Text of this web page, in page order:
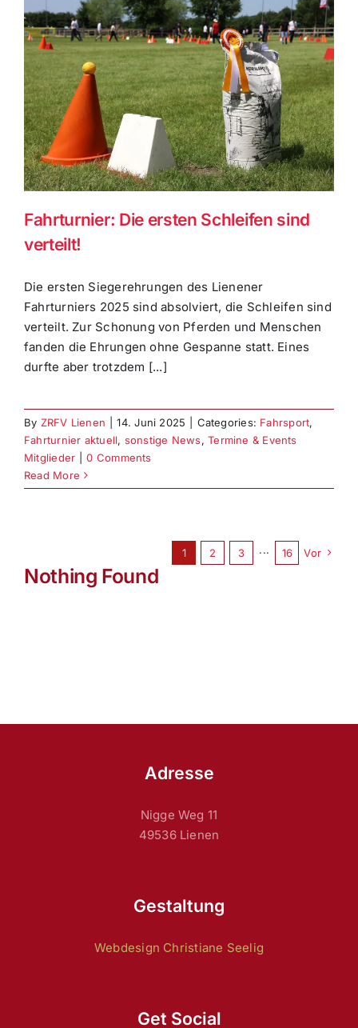
Fahrturnier: Die ersten Schleifen sind
verteilt!
Die ersten Siegerehrungen des Lienener
Fahrturniers 2025 sind absolviert, die Schleifen sind
verteilt. Zur Schonung von Pferden und Menschen
fanden die Ehrungen ohne Gespanne statt. Eines
durfte aber trotzdem [...]
By ZRFV Lienen 14. Juni 2025 Categories: Fahrsport,
Fahrturnier aktuell, sonstige News,Termine & Events
Mitglieder
0 Comments
Read More
1 2 3 ··· 16 Vor
Nothing Found
Adresse
Nigge Weg 11
49536 Lienen
Gestaltung
Webdesign Christiane Seelig
Get Social